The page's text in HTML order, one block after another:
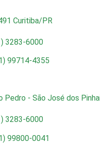
Curitiba/PR
3283-6000
99714-4355
Pedro - São José dos
3283-6000
99800-0041